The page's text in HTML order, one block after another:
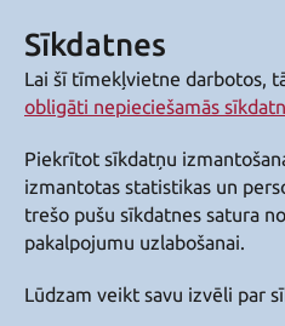
Sīkdatnes
Lai šī tīmekļvietne darbotos,
obligāti nepieciešamās
Piekrītot sīkdatņu
izmantotas statistikas un
trešo pušu sīkdatnes satura
pakalpojumu uzlabošanai.
Lūdzam veikt savu izvēli par